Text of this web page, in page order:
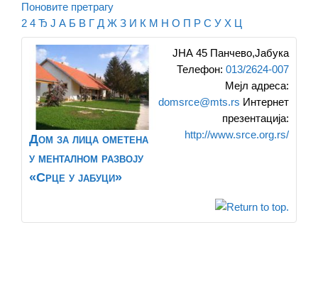
Поновите претрагу
2 4 Ђ Ј А Б В Г Д Ж З И К М Н О П Р С У Х Ц
Дом за лица ометена
у менталном развоју
«Срце у јабуци»
ЈНА 45 Панчево,Јабука
Телефон: 013/2624-007
Мејл адреса:
domsrce@mts.rs Интернет
презентација:
http://www.srce.org.rs/